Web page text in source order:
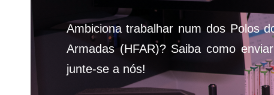
Ambiciona trabalhar num dos Polos
Armadas (HFAR)? Saiba como
junte-se a nós!